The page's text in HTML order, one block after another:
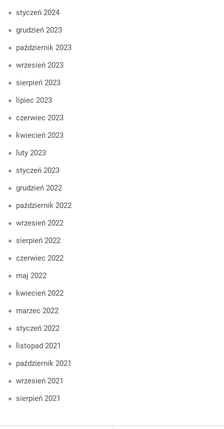
styczeń 2024
grudzień 2023
październik 2023
wrzesień 2023
sierpień 2023
lipiec 2023
czerwiec 2023
kwiecień 2023
luty 2023
styczeń 2023
grudzień 2022
październik 2022
wrzesień 2022
sierpień 2022
czerwiec 2022
maj 2022
kwiecień 2022
marzec 2022
styczeń 2022
listopad 2021
październik 2021
wrzesień 2021
sierpień 2021